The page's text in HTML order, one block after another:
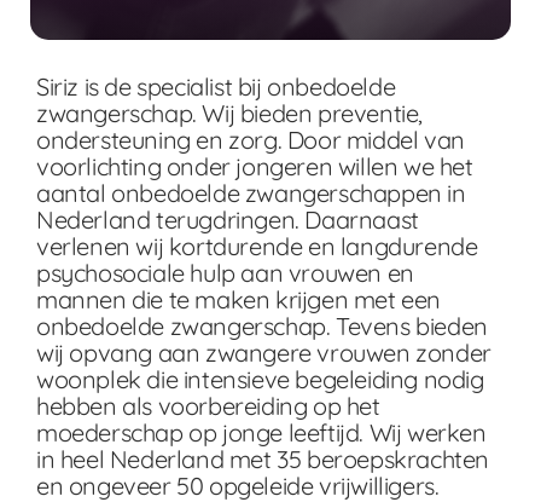
Siriz is de specialist bij onbedoelde
zwangerschap. Wij bieden preventie,
ondersteuning en zorg. Door middel van
voorlichting onder jongeren willen we het
aantal onbedoelde zwangerschappen in
Nederland terugdringen. Daarnaast
verlenen wij kortdurende en langdurende
psychosociale hulp aan vrouwen en
mannen die te maken krijgen met een
onbedoelde zwangerschap. Tevens bieden
wij opvang aan zwangere vrouwen zonder
woonplek die intensieve begeleiding nodig
hebben als voorbereiding op het
moederschap op jonge leeftijd. Wij werken
in heel Nederland met 35 beroepskrachten
en ongeveer 50 opgeleide vrijwilligers.